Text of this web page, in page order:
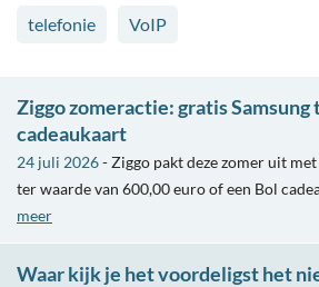
telefonie VoIP
Ziggo zomeractie: gratis Samsung
cadeaukaart
24 juli 2026- Ziggo pakt deze zomer uit
ter waarde van 600,00 euro of een Bol
meer
Waar kijk je het voordeligst het